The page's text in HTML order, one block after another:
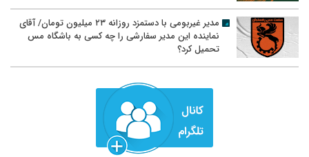
مدیر غیربومی با دستمزد روزانه ۲۳ میلیون تومان/ آقای
نماینده این مدیر سفارشی را چه کسی به باشگاه مس
تحمیل کرد؟